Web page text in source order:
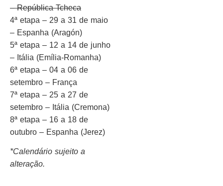
– República Tcheca
4ª etapa – 29 a 31 de maio
– Espanha (Aragón)
5ª etapa – 12 a 14 de junho
– Itália (Emília-Romanha)
6ª etapa – 04 a 06 de
setembro – França
7ª etapa – 25 a 27 de
setembro – Itália (Cremona)
8ª etapa – 16 a 18 de
outubro – Espanha (Jerez)
*Calendário sujeito a
alteração.